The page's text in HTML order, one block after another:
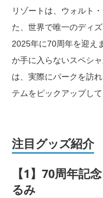
リゾートは、ウォルト
た、世界で唯一のディ
2025年に70周年を迎え
か手に入らないスペシ
は、実際にパークを訪
テムをピックアップし
注目グッズ紹介
【1】70周年記
るみ